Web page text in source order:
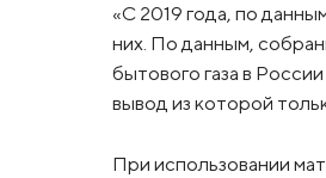
«С 2019 года, по
них. По данным,
бытового газа в
вывод из которой
При использовании